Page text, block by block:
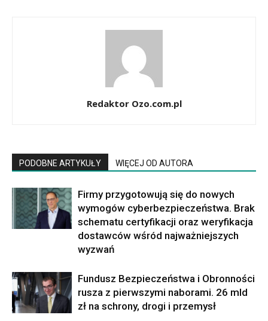
Redaktor Ozo.com.pl
PODOBNE ARTYKUŁY WIĘCEJ OD AUTORA
Firmy przygotowują się do nowych
wymogów cyberbezpieczeństwa. Brak
schematu certyfikacji oraz weryfikacja
dostawców wśród najważniejszych
wyzwań
Fundusz Bezpieczeństwa i Obronności
rusza z pierwszymi naborami. 26 mld
zł na schrony, drogi i przemysł